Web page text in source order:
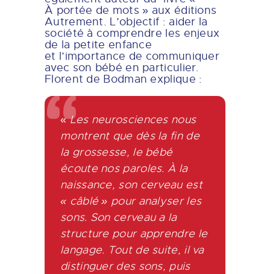
À portée de mots » aux éditions
Autrement. L’objectif : aider la
société à comprendre les enjeux
de la petite enfance
et l’importance de communiquer
avec son bébé en particulier.
Florent de Bodman explique :
«Les neurosciences nous
montrent que dès la fin de
la grossesse, le bébé
écoute nos paroles. À la
naissance, son cerveau est
« câblé » pour analyser les
sons. Son cerveau a la
structure pour apprendre le
langage. Tout de suite, il va
distinguer des sons, puis